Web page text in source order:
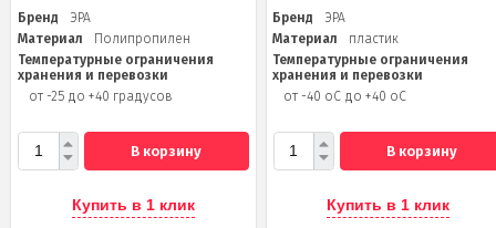
Бренд
ЭРА
Материал
Полипропилен
Температурные ограничения
хранения и перевозки
от -25 до +40 градусов
В корзину
Купить в 1 клик
Бренд
ЭРА
Материал
пластик
Температурные ограничения
хранения и перевозки
от -40 оС до +40 оС
В корзину
Купить в 1 клик